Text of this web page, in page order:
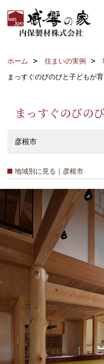
ホーム 住まいの実例
まっすぐのびのびと子どもが
まっすぐのびの
彦根市
地域別に見る｜彦根市